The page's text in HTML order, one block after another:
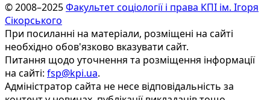
© 2008–2025Факультет соціології і права КПІ ім. Ігоря
Сікорського
При посиланні на матеріали, розміщені на сайті
необхідно обов'язково вказувати сайт.
Питання щодо уточнення та розміщення інформації
на сайті: fsp@kpi.ua.
Адміністратор сайта не несе відповідальність за